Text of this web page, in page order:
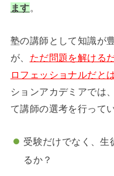
ます。
塾の講師として知識が
が、 ただ問題を解ける
ロフェッショナルだと
ションアカデミアでは
て講師の選考を行って
受験だけでなく、生
るか？